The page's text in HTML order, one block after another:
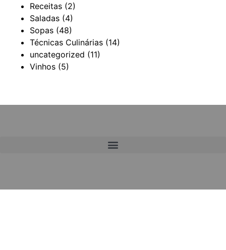
Receitas (2)
Saladas (4)
Sopas (48)
Técnicas Culinárias (14)
uncategorized (11)
Vinhos (5)